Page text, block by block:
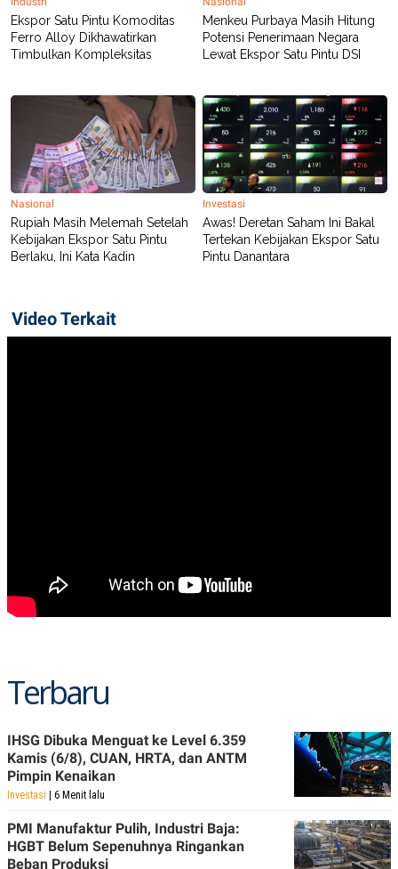
Ekspor Satu Pintu Komoditas
Ferro Alloy Dikhawatirkan
Timbulkan Kompleksitas
Menkeu Purbaya Masih Hitung
Potensi Penerimaan Negara
Lewat Ekspor Satu Pintu DSI
Nasional
Rupiah Masih Melemah Setelah
Kebijakan Ekspor Satu Pintu
Berlaku, Ini Kata Kadin
Investasi
Awas! Deretan Saham Ini Bakal
Tertekan Kebijakan Ekspor Satu
Pintu Danantara
Video Terkait
Terbaru
IHSG Dibuka Menguat ke Level 6.359
Kamis (6/8), CUAN, HRTA, dan ANTM
Pimpin Kenaikan
Investasi | 6 Menit lalu
PMI Manufaktur Pulih, Industri Baja:
HGBT Belum Sepenuhnya Ringankan
Beban Produksi